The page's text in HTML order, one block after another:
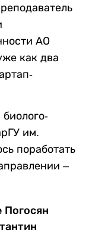
АО
как два
им.
поработать
–